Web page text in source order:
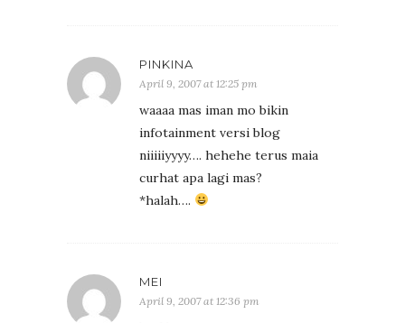
PINKINA
April 9, 2007 at 12:25 pm
waaaa mas iman mo bikin
infotainment versi blog
niiiiiyyyy…. hehehe terus maia
curhat apa lagi mas?
*halah….
MEI
April 9, 2007 at 12:36 pm